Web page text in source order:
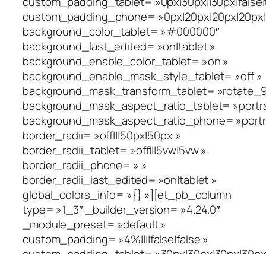
custom_padding_phone=
background_color_tablet= »#000000″
background_last_edited= »on|tablet »
background_enable_color_tablet= »on »
background_enable_mask_style_tablet= »off »
background_mask_transform_tablet=
background_mask_aspect_ratio_tablet=
background_mask_aspect_ratio_phone=
border_radii= »off|||50px|50px »
border_radii_tablet= »off|||5vw|5vw »
border_radii_phone= » »
border_radii_last_edited= »on|tablet »
global_colors_info= »{} »][et_pb_column
type= »1_3″ _builder_version= »4.24.0″
_module_preset= »default »
custom_padding= »4%||||false|false »